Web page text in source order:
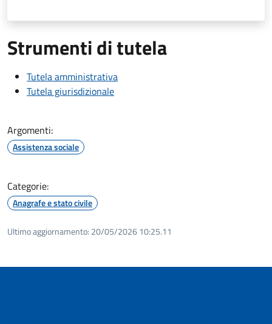
Strumenti di tutela
Tutela amministrativa
Tutela giurisdizionale
Argomenti:
Assistenza sociale
Categorie:
Anagrafe e stato civile
Ultimo aggiornamento: 20/05/2026 10:25.11